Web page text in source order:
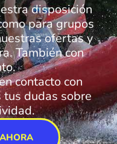
disposición
para grupos
ofertas y
También con
contacto con
dudas sobre